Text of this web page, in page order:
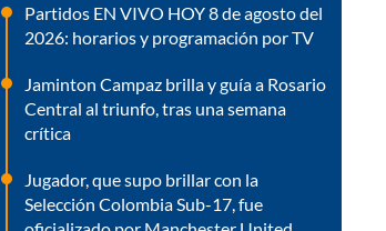
Partidos EN VIVO HOY 8 de agosto del
2026: horarios y programación por TV
Jaminton Campaz brilla y guía a Rosario
Central al triunfo, tras una semana
crítica
Jugador, que supo brillar con la
Selección Colombia Sub-17, fue